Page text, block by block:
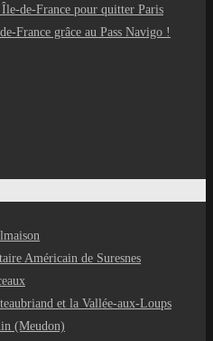
Île-de-France pour quitter Paris
France grâce au Pass Navigo !
Américain de Suresnes
et la Vallée-aux-Loups
(Meudon)